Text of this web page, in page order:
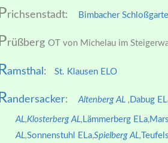
Prichsenstadt: Bimbacher
Prüßberg OT von Michelau im
Ramsthal : St. Klausen ELO
Randersacker: Altenberg AL , Dabug
AL,Klosterberg AL, Lämmerberg ELa,
AL,Sonnenstuhl ELa,Spielberg AL,